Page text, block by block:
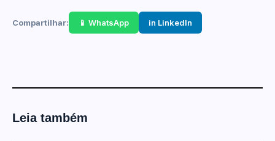
Compartilhar: 📱 WhatsApp in LinkedIn
Leia também